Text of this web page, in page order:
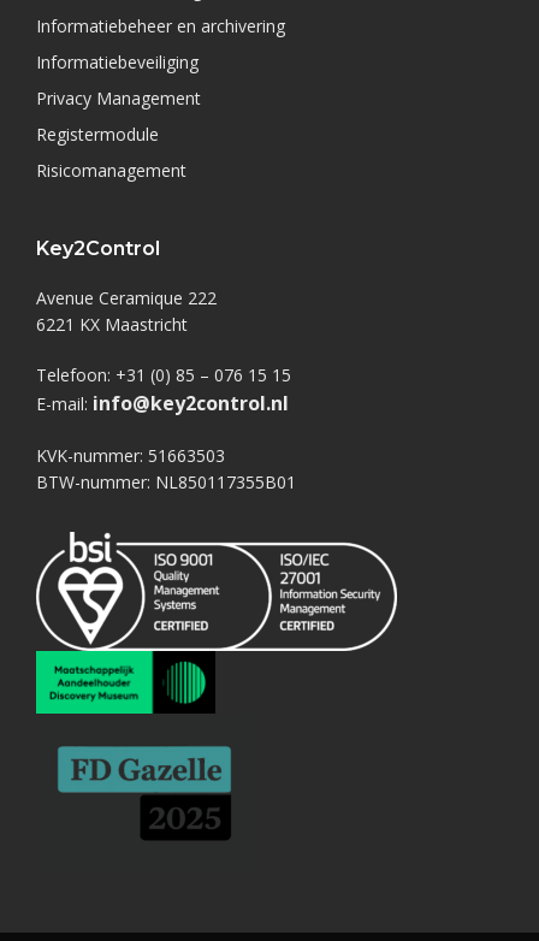
Informatiebeheer en archivering
Informatiebeveiliging
Privacy Management
Registermodule
Risicomanagement
Key2Control
Avenue Ceramique 222
6221 KX Maastricht
Telefoon: +31 (0) 85 – 076 15 15
E-mail: info@key2control.nl
KVK-nummer: 51663503
BTW-nummer: NL850117355B01